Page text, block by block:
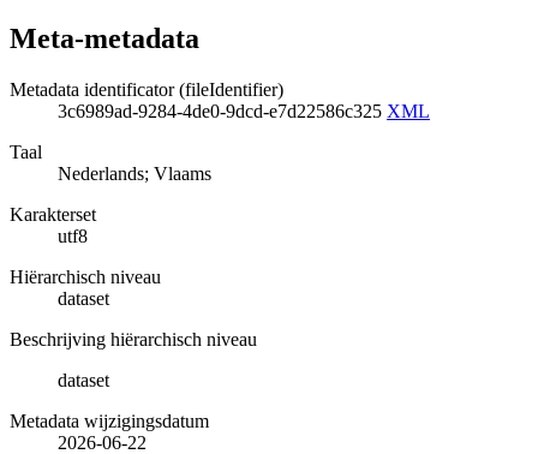
Meta-metadata
Metadata identificator (fileIdentifier)
3c6989ad-9284-4de0-9dcd-e7d22586c325 XML
Taal
Nederlands; Vlaams
Karakterset
utf8
Hiërarchisch niveau
dataset
Beschrijving hiërarchisch niveau
dataset
Metadata wijzigingsdatum
2026-06-22